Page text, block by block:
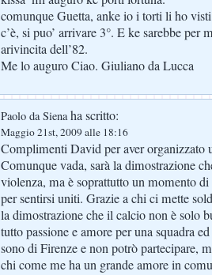
comunque Guetta, anke io i torti li ho
c’è, si puo’ arrivare 3°. E ke sarebbe per
arivincita dell’82.
Me lo auguro Ciao. Giuliano da Lucca
Paolo da Sienaha scritto:
Maggio 21st, 2009 alle 18:16
Complimenti David per aver organizzato
Comunque vada, sarà la dimostrazione
violenza, ma è soprattutto un momento
per sentirsi uniti. Grazie a chi ci mette
la dimostrazione che il calcio non è solo
tutto passione e amore per una squadra
sono di Firenze e non potrò partecipare,
chi come me ha un grande amore in